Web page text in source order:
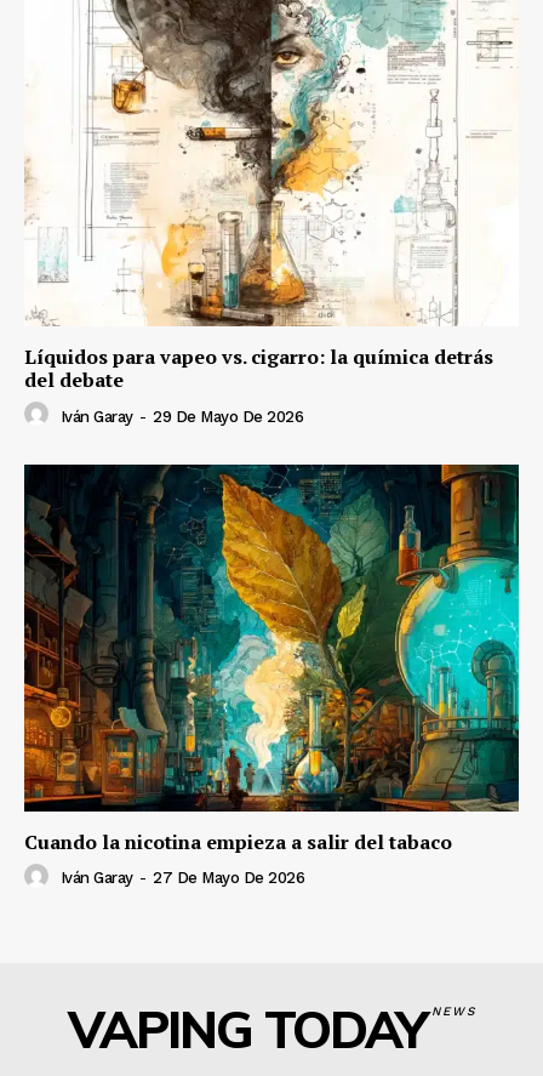
Líquidos para vapeo vs. cigarro: la química detrás
del debate
Iván Garay - 29 De Mayo De 2026
Cuando la nicotina empieza a salir del tabaco
Iván Garay - 27 De Mayo De 2026
VAPING TODAYNEWS